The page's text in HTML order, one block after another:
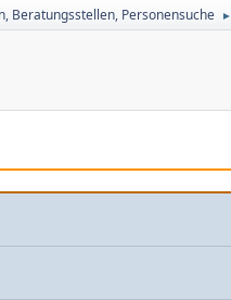
Beratungsstellen, Personensuche ►